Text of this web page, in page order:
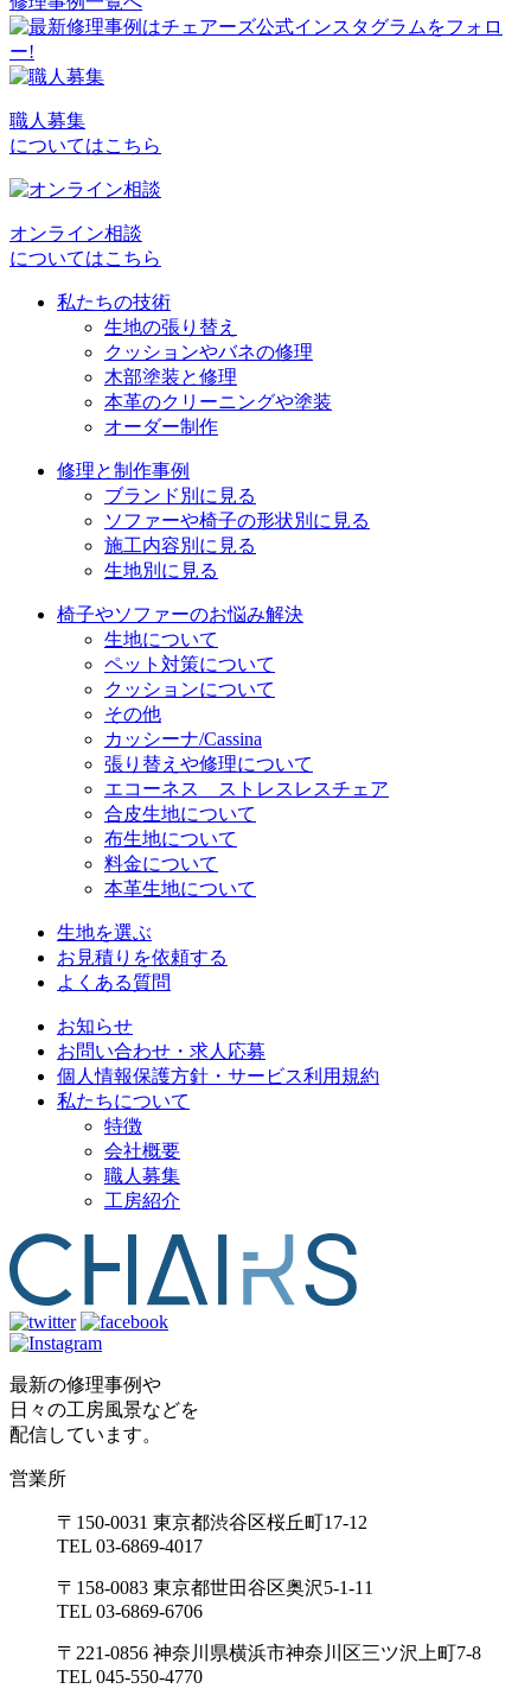
投
稿
ナ
ビ
ゲ
ー
シ
ョ
職人募集
についてはこちら
オンライン相談
についてはこちら
私たちの技術
生地の張り替え
クッションやバネの修理
木部塗装と修理
本革のクリーニングや塗装
オーダー制作
修理と制作事例
ブランド別に見る
ソファーや椅子の形状別に見る
施工内容別に見る
生地別に見る
椅子やソファーのお悩み解決
生地について
ペット対策について
クッションについて
その他
カッシーナ/Cassina
張り替えや修理について
エコーネス ストレスレスチェア
合皮生地について
布生地について
料金について
本革生地について
生地を選ぶ
お見積りを依頼する
よくある質問
お知らせ
お問い合わせ・求人応募
個人情報保護方針・サービス利用規約
私たちについて
特徴
会社概要
職人募集
工房紹介
最新の修理事例や
日々の工房風景などを
配信しています。
営業所
〒150-0031 東京都渋谷区桜丘町17-12
TEL 03-6869-4017
〒158-0083 東京都世田谷区奥沢5-1-11
TEL 03-6869-6706
〒221-0856 神奈川県横浜市神奈川区三ツ沢上町7-8
TEL 045-550-4770